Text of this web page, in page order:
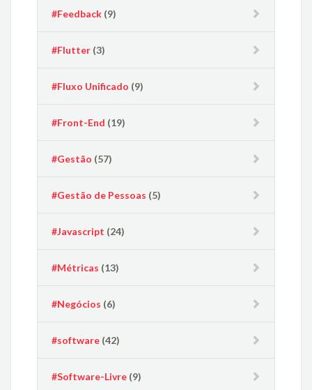
#Feedback (9)
#Flutter (3)
#Fluxo Unificado (9)
#Front-End (19)
#Gestão (57)
#Gestão de Pessoas (5)
#Javascript (24)
#Métricas (13)
#Negócios (6)
#software (42)
#Software-Livre (9)